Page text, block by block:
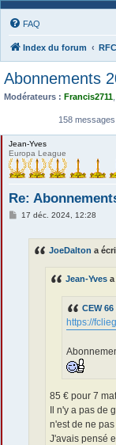
FAQ
Index du forum
Abonnements
Modérateurs : Francis2711
158 messages
Jean-Yves
Europa League
Re:
M17 déc. 2024, 12:28
JoeDalton a
Jean-Yves
CEW 66
https://
85 € pour 7
Il n'y a pas de
n'est de ne
J'avais pensé